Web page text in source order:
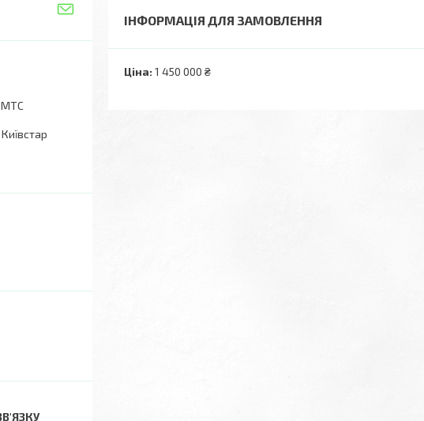
ІНФОРМАЦІЯ ДЛЯ ЗАМОВЛЕННЯ
Ціна: 1 450 000 ₴
МТС
Київстар